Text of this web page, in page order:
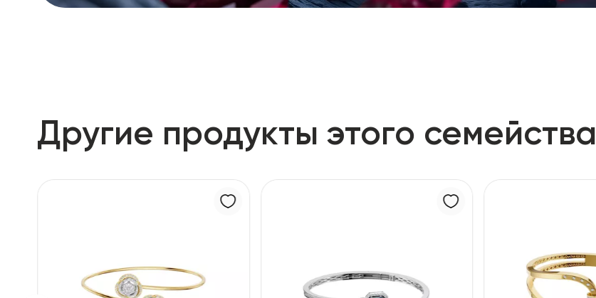
Другие продукты этого семейства